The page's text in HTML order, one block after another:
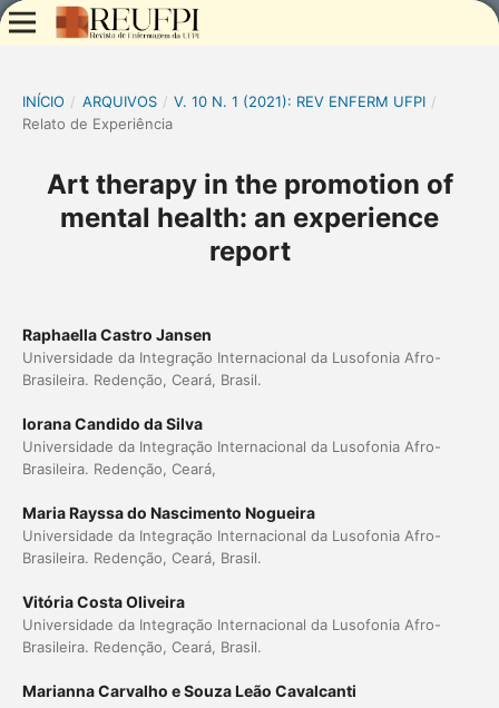
INÍCIO / ARQUIVOS / V. 10 N. 1 (2021): REV ENFERM UFPI /
Relato de Experiência
Art therapy in the promotion of
mental health: an experience
report
Raphaella Castro Jansen
Universidade da Integração Internacional da Lusofonia Afro-
Brasileira. Redenção, Ceará, Brasil.
Iorana Candido da Silva
Universidade da Integração Internacional da Lusofonia Afro-
Brasileira. Redenção, Ceará,
Maria Rayssa do Nascimento Nogueira
Universidade da Integração Internacional da Lusofonia Afro-
Brasileira. Redenção, Ceará, Brasil.
Vitória Costa Oliveira
Universidade da Integração Internacional da Lusofonia Afro-
Brasileira. Redenção, Ceará, Brasil.
Marianna Carvalho e Souza Leão Cavalcanti